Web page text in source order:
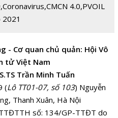
,Coronavirus,CMCN 4.0,PVOIL
2021
- Cơ quan chủ quản: Hội Vô
tử Việt Nam
Trần Minh Tuấn
(Lô TT01-07, số 103) Nguyễn
Thanh Xuân, Hà Nội
số: 134/GP-TTĐT do